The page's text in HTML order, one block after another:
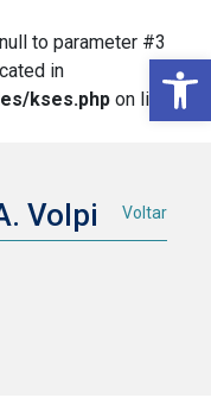
to parameter #3
in
kses.php on line
Volpi Voltar